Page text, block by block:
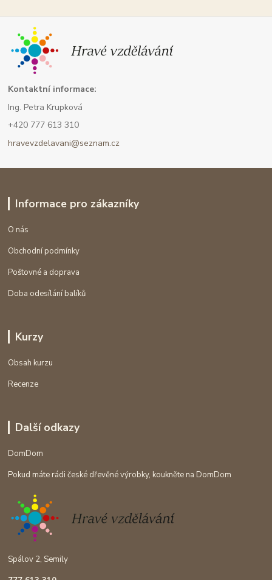
Kontaktní informace:
Ing. Petra Krupková
+420 777 613 310
hravevzdelavani@seznam.cz
Informace pro zákazníky
O nás
Obchodní podmínky
Poštovné a doprava
Doba odesílání balíků
Kurzy
Obsah kurzu
Recenze
Další odkazy
DomDom
Pokud máte rádi české dřevěné výrobky, koukněte na DomDom
Spálov 2, Semily